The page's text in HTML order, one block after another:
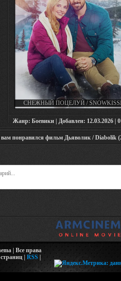
СНЕЖНЫЙ ПОЦЕЛУЙ /
(2021)
Жанр: Боевики | Добавлен: 12.03.2026 |
понравился фильм Дьяволик / Diabolik
| Все права
| RSS |